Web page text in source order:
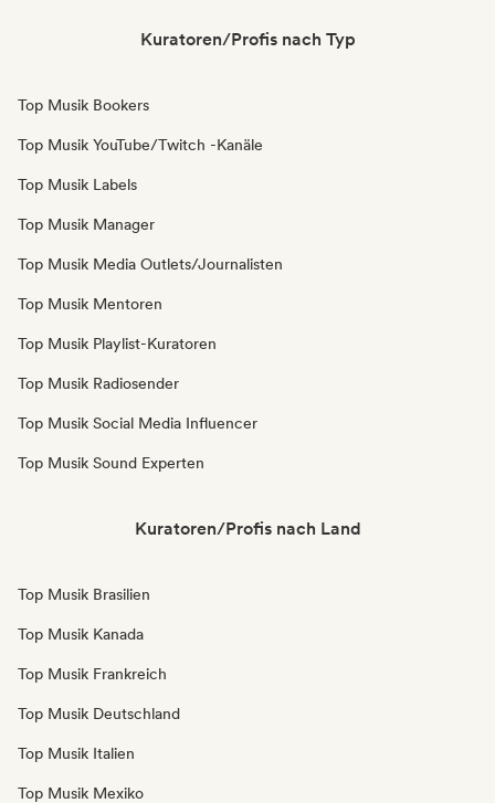
Kuratoren/Profis nach Typ
Top Musik Bookers
Top Musik YouTube/Twitch -Kanäle
Top Musik Labels
Top Musik Manager
Top Musik Media Outlets/Journalisten
Top Musik Mentoren
Top Musik Playlist-Kuratoren
Top Musik Radiosender
Top Musik Social Media Influencer
Top Musik Sound Experten
Kuratoren/Profis nach Land
Top Musik Brasilien
Top Musik Kanada
Top Musik Frankreich
Top Musik Deutschland
Top Musik Italien
Top Musik Mexiko